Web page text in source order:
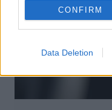
CONFIRM
Data Deletion